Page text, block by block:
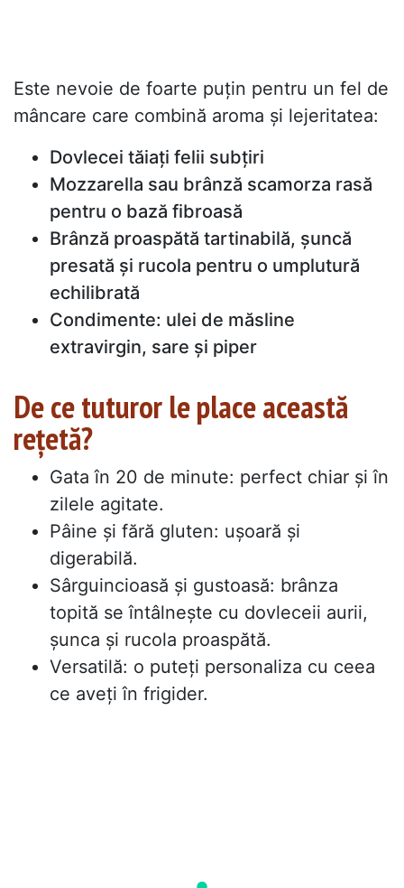
Este nevoie de foarte puțin pentru un fel de
mâncare care combină aroma și lejeritatea:
Dovlecei tăiați felii subțiri
Mozzarella sau brânză scamorza rasă
pentru o bază fibroasă
Brânză proaspătă tartinabilă, șuncă
presată și rucola pentru o umplutură
echilibrată
Condimente: ulei de măsline
extravirgin, sare și piper
De ce tuturor le place această
rețetă?
Gata în 20 de minute: perfect chiar și în
zilele agitate.
Pâine și fără gluten: ușoară și
digerabilă.
Sârguincioasă și gustoasă: brânza
topită se întâlnește cu dovleceii aurii,
șunca și rucola proaspătă.
Versatilă: o puteți personaliza cu ceea
ce aveți în frigider.